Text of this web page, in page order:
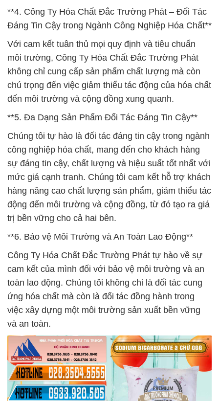
**4. Công Ty Hóa Chất Đắc Trường Phát – Đối Tác
Đáng Tin Cậy trong Ngành Công Nghiệp Hóa Chất**
Với cam kết tuân thủ mọi quy định và tiêu chuẩn
môi trường, Công Ty Hóa Chất Đắc Trường Phát
không chỉ cung cấp sản phẩm chất lượng mà còn
chú trọng đến việc giảm thiểu tác động của hóa chất
đến môi trường và cộng đồng xung quanh.
**5. Đa Dạng Sản Phẩm Đối Tác Đáng Tin Cậy**
Chúng tôi tự hào là đối tác đáng tin cậy trong ngành
công nghiệp hóa chất, mang đến cho khách hàng
sự đáng tin cậy, chất lượng và hiệu suất tốt nhất với
mức giá cạnh tranh. Chúng tôi cam kết hỗ trợ khách
hàng nâng cao chất lượng sản phẩm, giảm thiểu tác
động đến môi trường và cộng đồng, từ đó tạo ra giá
trị bền vững cho cả hai bên.
**6. Bảo vệ Môi Trường và An Toàn Lao Động**
Công Ty Hóa Chất Đắc Trường Phát tự hào về sự
cam kết của mình đối với bảo vệ môi trường và an
toàn lao động. Chúng tôi không chỉ là đối tác cung
ứng hóa chất mà còn là đối tác đồng hành trong
việc xây dựng một môi trường sản xuất bền vững
và an toàn.